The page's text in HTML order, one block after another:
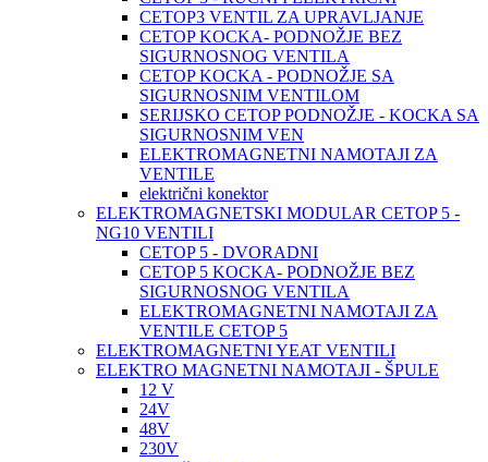
CETOP3 VENTIL ZA UPRAVLJANJE
CETOP KOCKA- PODNOŽJE BEZ
SIGURNOSNOG VENTILA
CETOP KOCKA - PODNOŽJE SA
SIGURNOSNIM VENTILOM
SERIJSKO CETOP PODNOŽJE - KOCKA SA
SIGURNOSNIM VEN
ELEKTROMAGNETNI NAMOTAJI ZA
VENTILE
električni konektor
ELEKTROMAGNETSKI MODULAR CETOP 5 -
NG10 VENTILI
CETOP 5 - DVORADNI
CETOP 5 KOCKA- PODNOŽJE BEZ
SIGURNOSNOG VENTILA
ELEKTROMAGNETNI NAMOTAJI ZA
VENTILE CETOP 5
ELEKTROMAGNETNI YEAT VENTILI
ELEKTRO MAGNETNI NAMOTAJI - ŠPULE
12 V
24V
48V
230V